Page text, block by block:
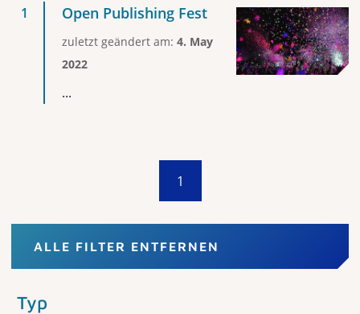
Open Publishing Fest
zuletzt geändert am: 4. May
2022
...
1
ALLE FILTER ENTFERNEN
Typ